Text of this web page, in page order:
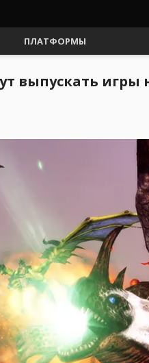
ПЛАТФОРМЫ
выпускать игры